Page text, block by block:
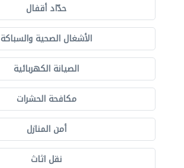
حدّاد أقفال
الأشغال الصحية والسباكة
الصيانة الكهربائية
مكافحة الحشرات
أمن المنازل
نقل اثاث